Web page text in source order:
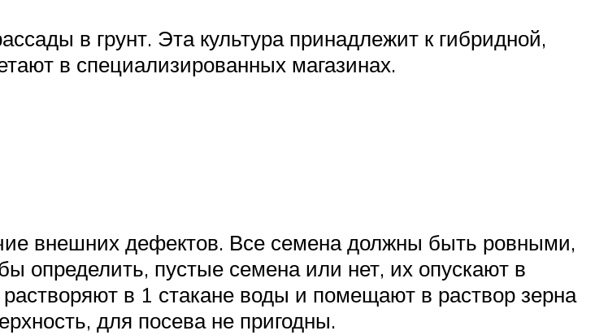
в грунт. Эта культура принадлежит к гибридной,
в специализированных магазинах.
внешних дефектов. Все семена должны быть ровными,
определить, пустые семена или нет, их опускают в
в 1 стакане воды и помещают в раствор зерна
для посева не пригодны.